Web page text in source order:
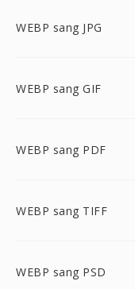
WEBP sang JPG
WEBP sang GIF
WEBP sang PDF
WEBP sang TIFF
WEBP sang PSD